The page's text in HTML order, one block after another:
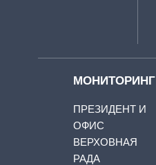
МОНИТОРИНГ
ПРЕЗИДЕНТ И
ОФИС
ВЕРХОВНАЯ
РАДА